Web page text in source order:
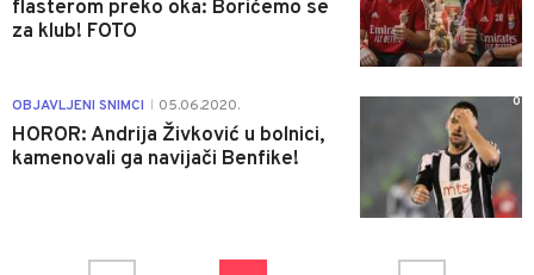
flasterom preko oka: Borićemo se
za klub! FOTO
OBJAVLJENI SNIMCI 05.06.2020.
HOROR: Andrija Živković u bolnici,
kamenovali ga navijači Benfike!
0